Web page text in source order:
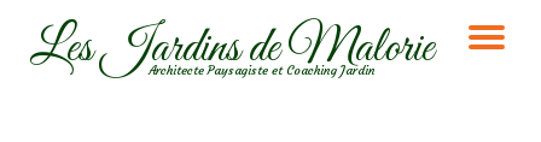
AllerLes Jardins de Malorie
Architecte Paysagiste et Coaching Jardin